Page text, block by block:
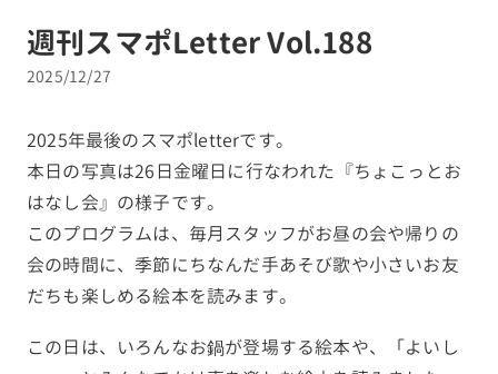
週刊スマポLetter Vol.188
2025/12/27
2025年最後のスマポletterです。
本日の写真は26日金曜日に行なわれた『ちょこっとお
はなし会』の様子です。
このプログラムは、毎月スタッフがお昼の会や帰りの
会の時間に、季節にちなんだ手あそび歌や小さいお友
だちも楽しめる絵本を読みます。
この日は、いろんなお鍋が登場する絵本や、「よいし